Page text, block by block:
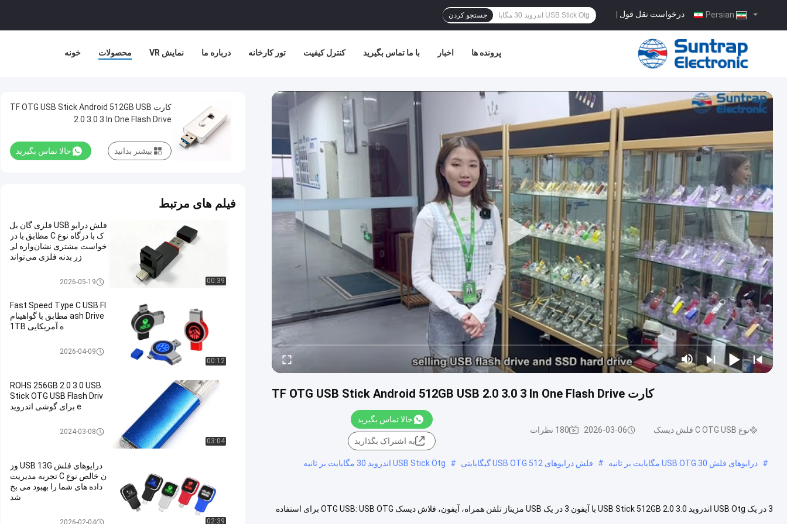
درخواست نقل قول جستجو کردن
خونه محصولات نمایش VR درباره ما تور کارخانه کنترل کیفیت با ما تماس بگیرید اخبار پرونده ها
کارت TF OTG USB Stick Android 512GB USB 2.0 3.0 3 In One Flash Drive
نوع C OTG USB فلش دیسک 2026-03-06 180 نظرات
حالا تماس بگیرید
به اشتراک بگذارید
# درایوهای فلش USB OTG 30 مگابایت بر ثانیه # فلش درایوهای USB OTG 512 گیگابایتی # USB Stick Otg اندروید 30 مگابایت بر ثانیه
3 در یک USB Otg اندروید USB Stick 512GB 2.0 3.0 با آیفون 3 در یک USB مزیتاز تلفن همراه، آیفون، فلاش دیسک OTG USB: USB OTG برای استفاده
کارت TF OTG USB Stick Android 512GB USB
2.0 3.0 3 In One Flash Drive
حالا تماس بگیرید بیشتر بدانید
فیلم های مرتبط
00:39
فلش درایو USB فلزی گان بل
ک با درگاه نوع C مطابق با در
خواست مشتری نشان‌واره لی
زر بدنه فلزی می‌تواند
نوع C OTG USB فلش دیسک
2026-05-19
00:12
Fast Speed ​​Type C USB Fl
ash Drive مطابق با گواهینام
ه آمریکایی 1TB
نوع C OTG USB فلش دیسک
2026-04-09
03:04
ROHS 256GB 2.0 3.0 USB
Stick OTG USB Flash Driv
e برای گوشی اندروید
نوع C OTG USB فلش دیسک
2024-03-08
02:39
درایوهای فلش USB 13G وز
ن خالص نوع C تجربه مدیریت
داده های شما را بهبود می بخ
شد
نوع C OTG USB فلش دیسک
2026-02-04